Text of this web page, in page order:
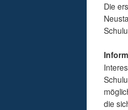
Die
die